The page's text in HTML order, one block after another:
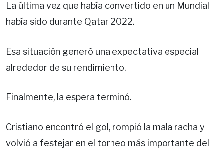
La última vez que había convertido en un Mundial
había sido durante Qatar 2022.
Esa situación generó una expectativa especial
alrededor de su rendimiento.
Finalmente, la espera terminó.
Cristiano encontró el gol, rompió la mala racha y
volvió a festejar en el torneo más importante del